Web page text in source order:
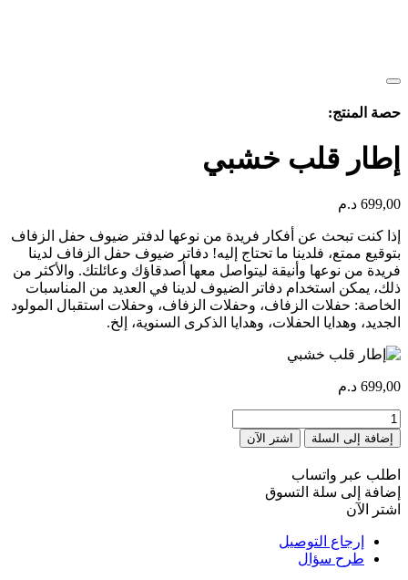
حصة المنتج:
إطار قلب خشبي
699,00 د.م
إذا كنت تبحث عن أفكار فريدة من نوعها لدفتر ضيوف حفل الزفاف
بتوقيع ممتع، فلدينا ما تحتاج إليه! دفاتر ضيوف حفل الزفاف لدينا
فريدة من نوعها وأنيقة ليتواصل معها أصدقاؤك وعائلتك. والأكثر من
ذلك، يمكن استخدام دفاتر الضيوف لدينا في العديد من المناسبات
الخاصة: حفلات الزفاف، وحفلات الزفاف، وحفلات استقبال المولود
الجديد، وهدايا الحفلات، وهدايا الذكرى السنوية، إلخ.
699,00 د.م
كمية
Cadre
Cœur
en
Bois
إضافة إلى السلة اشتر الآن
اطلب عبر واتساب
إضافة إلى سلة التسوق
اشتر الآن
إرجاع التوصيل
طرح سؤال